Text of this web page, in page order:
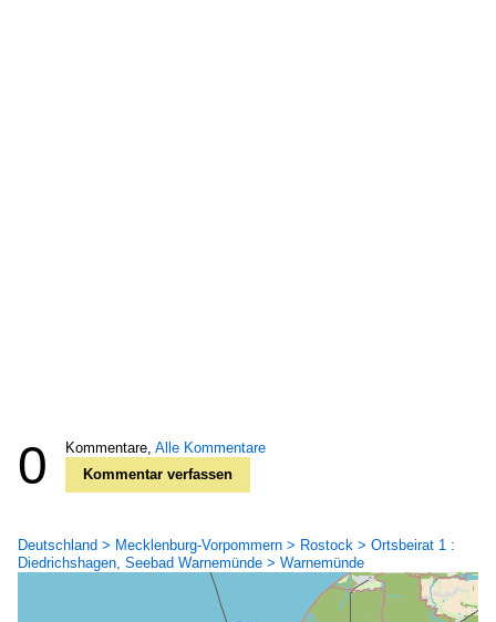
0 Kommentare, Alle Kommentare
Kommentar verfassen
Deutschland > Mecklenburg-Vorpommern > Rostock > Ortsbeirat 1 :
Diedrichshagen, Seebad Warnemünde > Warnemünde